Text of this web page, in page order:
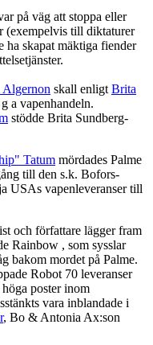
på väg att stoppa eller
(exempelvis till diktaturer
skapat mäktiga fiender
Algernon skall enligt Brita
a vapenhandeln.
stödde Brita Sundberg-
Tatum mördades Palme
till den s.k. Bofors-
USAs vapenleveranser till
och författare lägger fram
Rainbow , som sysslar
bakom mordet på Palme.
Robot 70 leveranser
poster inom
vara inblandade i
, Bo & Antonia Ax:son